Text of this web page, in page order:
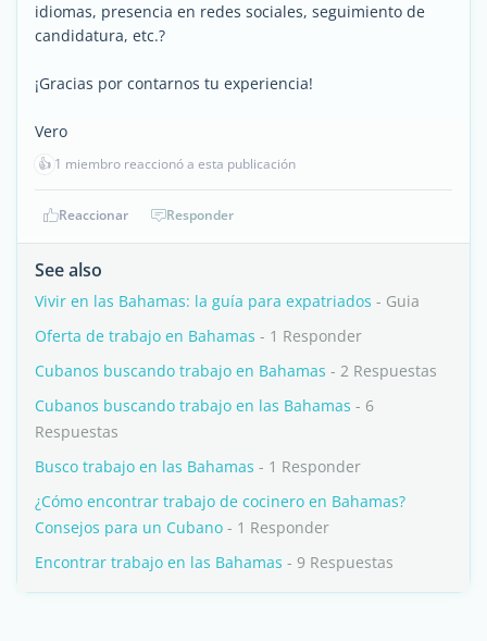
idiomas, presencia en redes sociales, seguimiento de
candidatura, etc.?
¡Gracias por contarnos tu experiencia!
Vero
👍 1 miembro reaccionó a esta publicación
Reaccionar Responder
See also
Vivir en las Bahamas: la guía para expatriados - Guia
Oferta de trabajo en Bahamas - 1 Responder
Cubanos buscando trabajo en Bahamas - 2 Respuestas
Cubanos buscando trabajo en las Bahamas - 6
Respuestas
Busco trabajo en las Bahamas - 1 Responder
¿Cómo encontrar trabajo de cocinero en Bahamas?
Consejos para un Cubano - 1 Responder
Encontrar trabajo en las Bahamas - 9 Respuestas